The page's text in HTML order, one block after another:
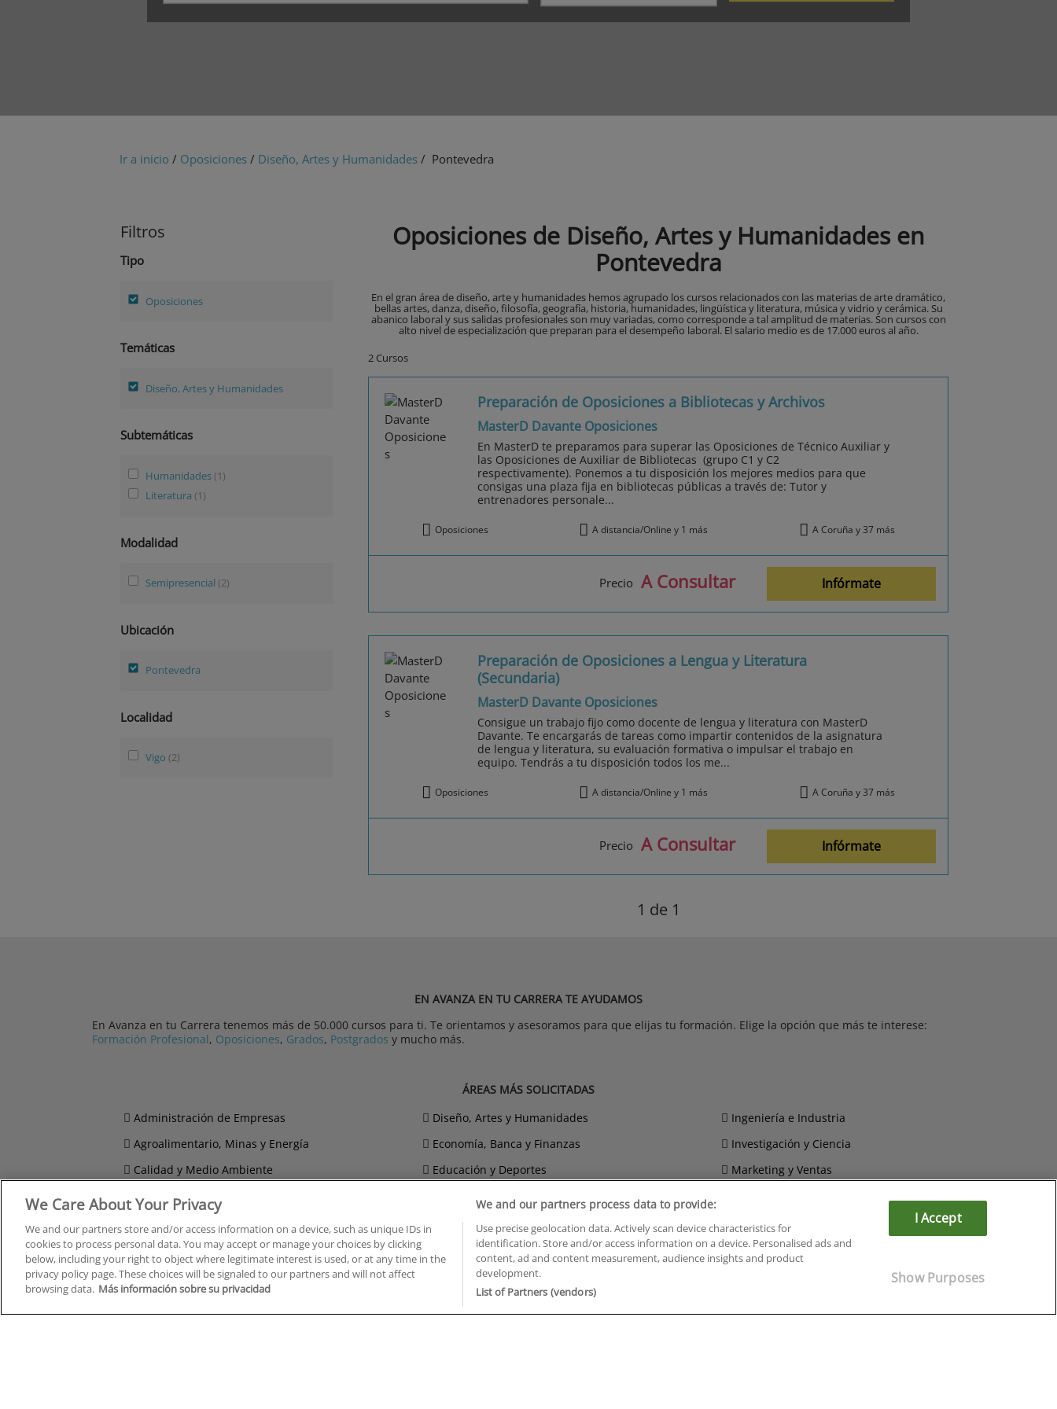
Ir a inicio / Oposiciones / Diseño, Artes y Humanidades / Pontevedra
Filtros
Tipo
Oposiciones
Temáticas
Diseño, Artes y Humanidades
Subtemáticas
Humanidades (1)
Literatura (1)
Modalidad
Semipresencial (2)
Ubicación
Pontevedra
Localidad
Vigo (2)
Oposiciones de Diseño, Artes y Humanidades en
Pontevedra
En el gran área de diseño, arte y humanidades hemos agrupado los cursos relacionados con las materias de arte dramático,
bellas artes, danza, diseño, filosofía, geografía, historia, humanidades, lingüística y literatura, música y vidrio y cerámica. Su
abanico laboral y sus salidas profesionales son muy variadas, como corresponde a tal amplitud de materias. Son cursos con
alto nivel de especialización que preparan para el desempeño laboral. El salario medio es de 17.000 euros al año.
2 Cursos
Preparación de Oposiciones a Bibliotecas y Archivos
MasterD Davante Oposiciones
En MasterD te preparamos para superar las Oposiciones de Técnico Auxiliar y
las Oposiciones de Auxiliar de Bibliotecas (grupo C1 y C2
respectivamente). Ponemos a tu disposición los mejores medios para que
consigas una plaza fija en bibliotecas públicas a través de: Tutor y
entrenadores personale...
Oposiciones A distancia/Online y 1 más A Coruña y 37 más
Precio A Consultar Infórmate
Preparación de Oposiciones a Lengua y Literatura
(Secundaria)
MasterD Davante Oposiciones
Consigue un trabajo fijo como docente de lengua y literatura con MasterD
Davante. Te encargarás de tareas como impartir contenidos de la asignatura
de lengua y literatura, su evaluación formativa o impulsar el trabajo en
equipo. Tendrás a tu disposición todos los me...
Oposiciones A distancia/Online y 1 más A Coruña y 37 más
Precio A Consultar Infórmate
1 de 1
EN AVANZA EN TU CARRERA TE AYUDAMOS
En Avanza en tu Carrera tenemos más de 50.000 cursos para ti. Te orientamos y asesoramos para que elijas tu formación. Elige la opción que más te interese:
Formación Profesional, Oposiciones, Grados, Postgrados y mucho más.
ÁREAS MÁS SOLICITADAS
Administración de Empresas
Agroalimentario, Minas y Energía
Calidad y Medio Ambiente
Compras, Logística y Transporte
Derecho y Seguridad
Diseño, Artes y Humanidades
Economía, Banca y Finanzas
Educación y Deportes
Imagen Personal
Informática y Telecomunicaciones
Ingeniería e Industria
Investigación y Ciencia
Marketing y Ventas
Salud y Sociosanitario
BUSCA TUS CURSOS EN TU PROVINCIA
We Care About Your Privacy
We and our partners store and/or access information on a device, such as unique IDs in
cookies to process personal data. You may accept or manage your choices by clicking
below, including your right to object where legitimate interest is used, or at any time in the
privacy policy page. These choices will be signaled to our partners and will not affect
browsing data. Más información sobre su privacidad
We and our partners process data to provide:
Use precise geolocation data. Actively scan device characteristics for
identification. Store and/or access information on a device. Personalised ads and
content, ad and content measurement, audience insights and product
development.
List of Partners (vendors)
I Accept
Show Purposes